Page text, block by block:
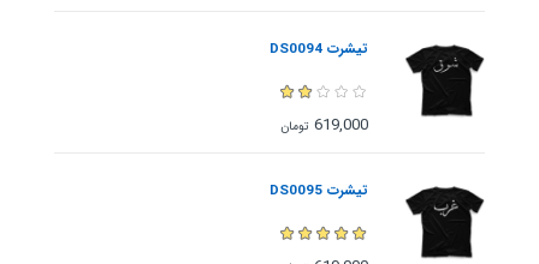
تیشرت DS0094
619,000 تومان
تیشرت DS0095